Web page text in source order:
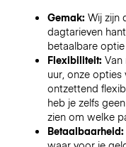
Gemak: Wij zijn
dagtarieven
betaalbare
Flexibiliteit:
uur, onze
ontzettend
heb je zelfs
zien om welke
Betaalbaarheid: